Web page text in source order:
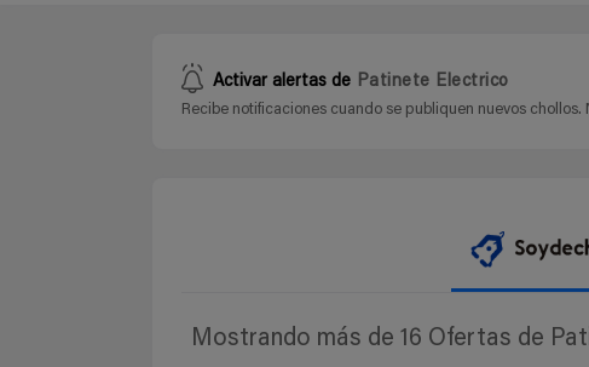
Activar alertas de Patinete Electrico
Recibe notificaciones cuando se publiquen nuevos chollos.
Mostrando más de 16 Ofertas de